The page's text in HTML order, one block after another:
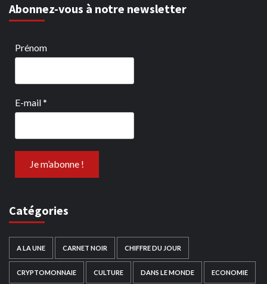
Abonnez-vous à notre newsletter
Prénom
E-mail*
Catégories
A LA UNE CARNET NOIR CHIFFRE DU JOUR
CRYPTOMONNAIE CULTURE DANS LE MONDE ECONOMIE